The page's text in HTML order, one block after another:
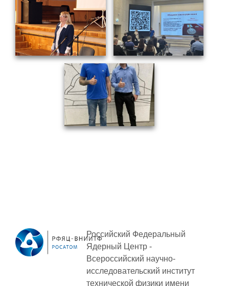
Новости отрасли
Книги
ПОСТАВЩИКАМ
Документы
ВЫСТАВКИ
Российский Федеральный
Ядерный Центр -
Всероссийский научно-
исследовательский институт
технической физики имени